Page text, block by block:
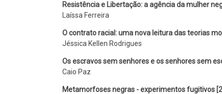
Resistência e Libertação: a agência da mulher
Laíssa Ferreira
O contrato racial: uma nova leitura das teorias
Jéssica Kellen Rodrigues
Os escravos sem senhores e os senhores sem
Caio Paz
Metamorfoses negras - experimentos fugitivos